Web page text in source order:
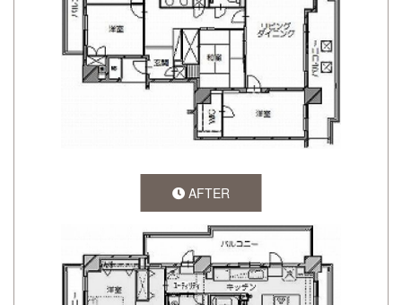
AFTER